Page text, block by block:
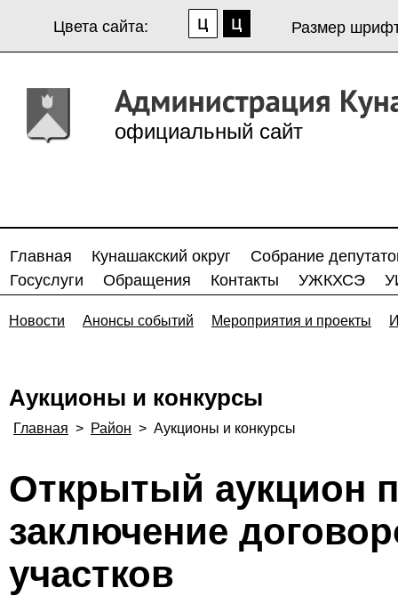
Цвета сайта: Размер
официальный сайт
Главная Кунашакский округ
Собрание
Госуслуги
Обращения Контакты УЖКХСЭ
Новости Анонсы событий Мероприятия и проекты
Аукционы и конкурсы
Главная > Район > Аукционы и конкурсы
Открытый аукцион
заключение
участков